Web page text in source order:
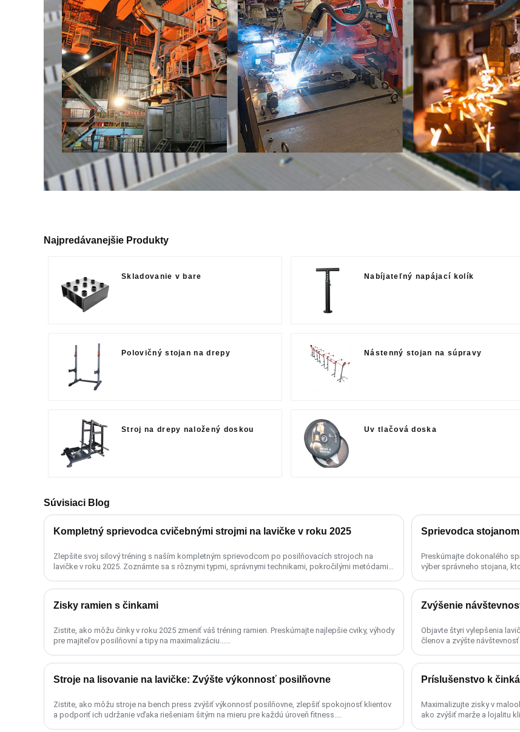
Najpredávanejšie Produkty
Skladovanie v bare Nabíjateľný napájací kolík
Polovičný stojan na drepy Nástenný stojan na súpravy
Stroj na drepy naložený doskou Uv tlačová doska
Súvisiaci Blog
Kompletný sprievodca cvičebnými strojmi na lavičke v roku 2025
Zlepšite svoj silový tréning s naším kompletným sprievodcom po posilňovacích strojoch na
lavičke v roku 2025. Zoznámte sa s rôznymi typmi, správnymi technikami, pokročilými metódami a
Sprievodca stojanom
Preskúmajte dokonalého
výber správneho stojana,
Zisky ramien s činkami
Zistite, ako môžu činky v roku 2025 zmeniť váš tréning ramien. Preskúmajte najlepšie cviky, výhody
pre majiteľov posilňovní a tipy na maximalizáciu......
Objavte štyri vylepšenia
členov a zvýšte
Stroje na lisovanie na lavičke: Zvýšte výkonnosť posilňovne
Zistite, ako môžu stroje na bench press zvýšiť výkonnosť posilňovne, zlepšiť spokojnosť klientov
a podporiť ich udržanie vďaka riešeniam šitým na mieru pre každú úroveň fitness....
Príslušenstvo k
Maximalizujte zisky v
ako zvýšiť marže a lojalitu